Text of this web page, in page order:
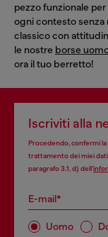
pezzo funzionale
ogni contesto senza
classico con
le nostre borse
ora il tuo berretto!
Iscriviti alla
Procedendo, confermi la
trattamento dei miei
paragrafo 3.1, d) dell’
E-mail*
Uomo